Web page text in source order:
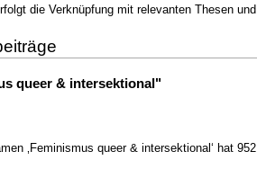
die Verknüpfung mit relevanten Thesen
queer & intersektional"
‚Feminismus queer & intersektional‘ hat